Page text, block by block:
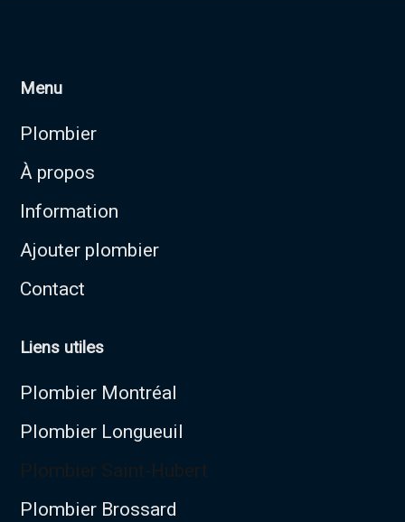
Menu
Plombier
À propos
Information
Ajouter plombier
Contact
Liens utiles
Plombier Montréal
Plombier Longueuil
Plombier Saint-Hubert
Plombier Brossard